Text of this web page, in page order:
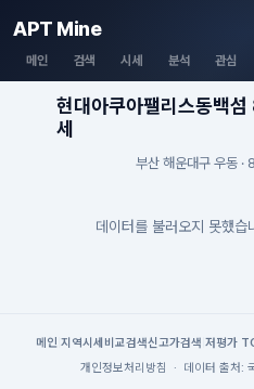
APT Mine
메인 검색 시세 분석 관심
현대아쿠아팰리스동백
세
부산 해운대구 우동
데이터를 불러오지 못했습
메인| 지역시세 비교검색신고가검색 저평가
개인정보처리방침
· 데이터 출처: